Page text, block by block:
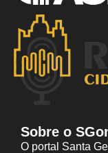
Sobre o
O portal Santa